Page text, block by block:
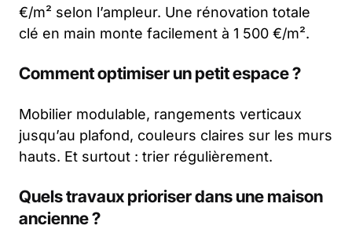
€/m² selon l’ampleur. Une rénovation totale
clé en main monte facilement à 1 500 €/m².
Comment optimiser un petit espace ?
Mobilier modulable, rangements verticaux
jusqu’au plafond, couleurs claires sur les murs
hauts. Et surtout : trier régulièrement.
Quels travaux prioriser dans une maison
ancienne ?